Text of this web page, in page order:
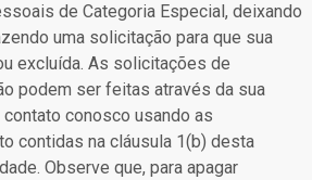
de Categoria Especial, deixando
uma solicitação para que sua
excluída. As solicitações de
podem ser feitas através da sua
conosco usando as
contidas na cláusula 1(b) desta
Observe que, para apagar